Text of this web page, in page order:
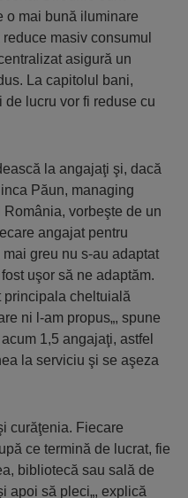
o mai bună iluminare
masiv consumul
asigură un
La capitolul bani,
lucru vor fi reduse cu
la angajaţi şi, dacă
Păun, managing
vorbeşte de un
angajat pentru
greu nu s-au adaptat
uşor să ne adaptăm.
principala cheltuială
ni l-am propus„, spune
1,5 angajaţi, astfel
la serviciu şi se aşeza
curăţenia. Fiecare
ce termină de lucrat, fie
bibliotecă sau sală de
apoi să pleci„, explică